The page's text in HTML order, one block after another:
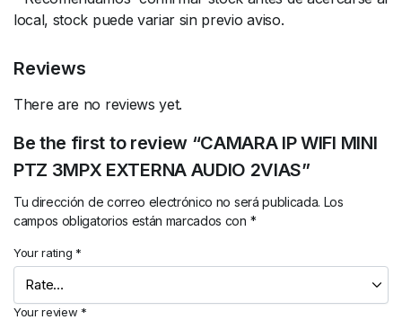
local, stock puede variar sin previo aviso.
Reviews
There are no reviews yet.
Be the first to review “CAMARA IP WIFI MINI
PTZ 3MPX EXTERNA AUDIO 2VIAS”
Tu dirección de correo electrónico no será publicada. Los
campos obligatorios están marcados con *
Your rating *
Your review *